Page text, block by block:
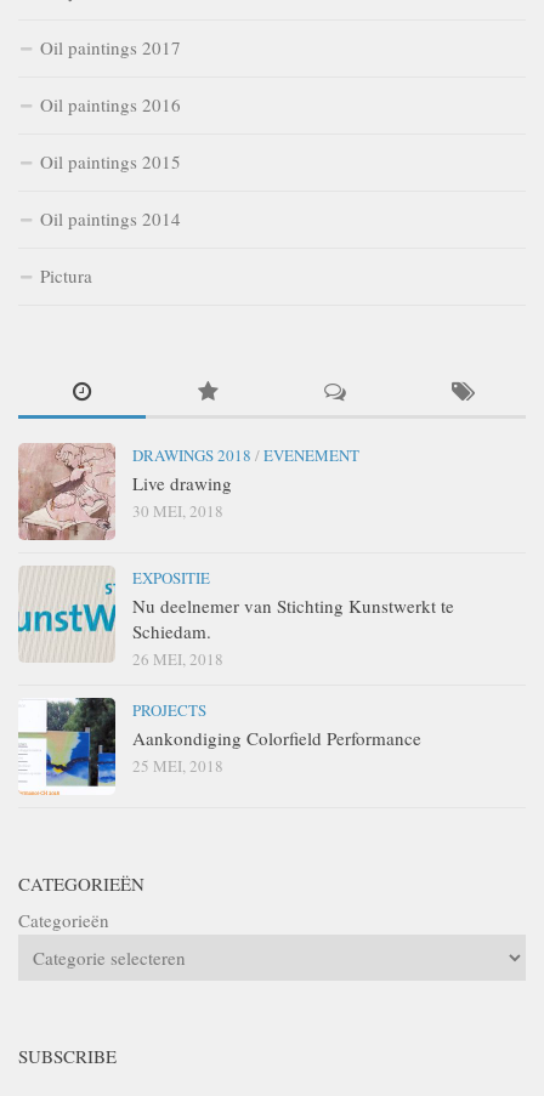
Oil paintings 2017
Oil paintings 2016
Oil paintings 2015
Oil paintings 2014
Pictura
DRAWINGS 2018 /EVENEMENT
Live drawing
30 MEI, 2018
EXPOSITIE
Nu deelnemer van Stichting Kunstwerkt te
Schiedam.
26 MEI, 2018
PROJECTS
Aankondiging Colorfield Performance
25 MEI, 2018
CATEGORIEËN
Categorieën
SUBSCRIBE